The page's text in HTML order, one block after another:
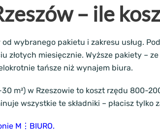
– ile
wybranego pakietu i zakresu usług.
złotych miesięcznie. Wyższe pakiety –
tańsze niż wynajem biura.
m²) w Rzeszowie to koszt rzędu 800-
wszystkie te składniki – płacisz
M⋮BIURO.